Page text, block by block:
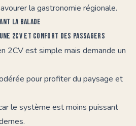
la gastronomie régionale.
la balade
2CV et confort des passagers
2CVest simple mais demande un
pour profiter du paysage et
le système est moins puissant